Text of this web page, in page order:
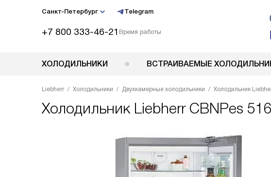
Санкт-Петербург Telegram
+7 800 333-46-21 Время работы
ХОЛОДИЛЬНИКИ ВСТРАИВАЕМЫЕ
Liebherr Холодильники Двухкамерные холодильники Холодильник
Холодильник Liebherr CBNPes